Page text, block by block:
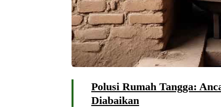
Polusi Rumah Tangga:
Diabaikan